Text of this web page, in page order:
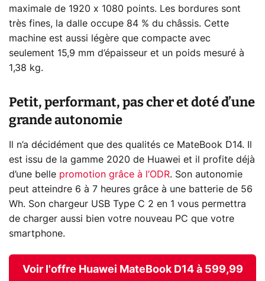
maximale de 1920 x 1080 points. Les bordures sont
très fines, la dalle occupe 84 % du châssis. Cette
machine est aussi légère que compacte avec
seulement 15,9 mm d’épaisseur et un poids mesuré à
1,38 kg.
Petit, performant, pas cher et doté d’une
grande autonomie
Il n’a décidément que des qualités ce MateBook D14. Il
est issu de la gamme 2020 de Huawei et il profite déjà
d’une belle promotion grâce à l’ODR. Son autonomie
peut atteindre 6 à 7 heures grâce à une batterie de 56
Wh. Son chargeur USB Type C 2 en 1 vous permettra
de charger aussi bien votre nouveau PC que votre
smartphone.
Voir l'offre Huawei MateBook D14 à 599,99